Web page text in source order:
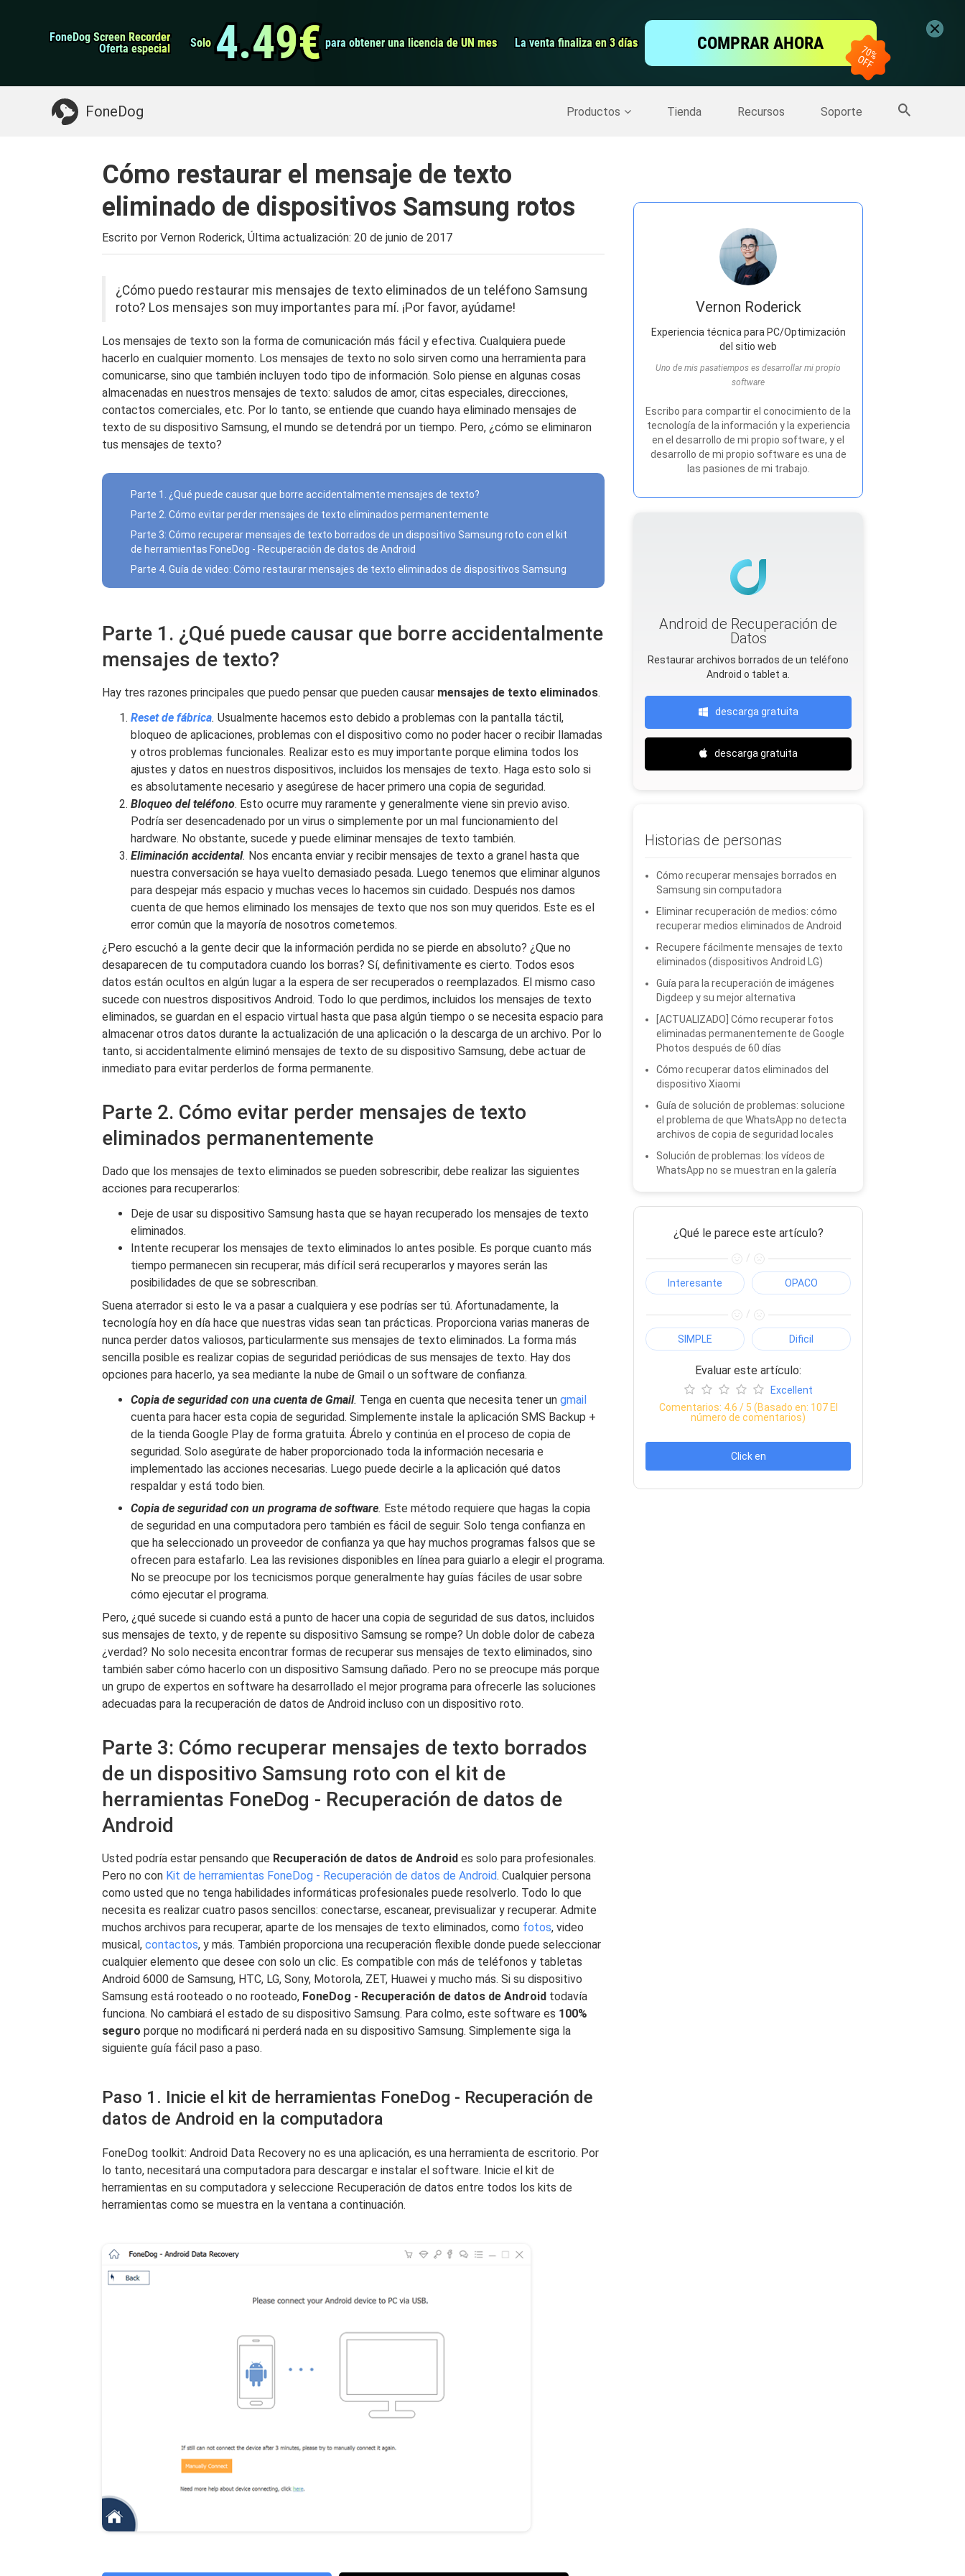
FoneDog Screen Recorder
FoneDog Screen Recorder
Oferta especial
Oferta especial Solo
Solo 4.49€
4.49€ para obtener una licencia de UN mes
para obtener una licencia de UN mes La venta finaliza en 3 días
La venta finaliza en 3 días COMPRAR AHORA
FoneDog Productos Tienda Recursos Soporte
Limpiador de iPhone
Grabador de pantalla
Algo que puede necesitar: Copia de seguridad del iPhone >> Más productos
Cómo restaurar el mensaje de texto
eliminado de dispositivos Samsung rotos
Escrito por Vernon Roderick, Última actualización: 20 de junio de 2017
¿Cómo puedo restaurar mis mensajes de texto eliminados de un teléfono Samsung
roto? Los mensajes son muy importantes para mí. ¡Por favor, ayúdame!
Los mensajes de texto son la forma de comunicación más fácil y efectiva. Cualquiera puede
hacerlo en cualquier momento. Los mensajes de texto no solo sirven como una herramienta para
comunicarse, sino que también incluyen todo tipo de información. Solo piense en algunas cosas
almacenadas en nuestros mensajes de texto: saludos de amor, citas especiales, direcciones,
contactos comerciales, etc. Por lo tanto, se entiende que cuando haya eliminado mensajes de
texto de su dispositivo Samsung, el mundo se detendrá por un tiempo. Pero, ¿cómo se eliminaron
tus mensajes de texto?
Parte 1. ¿Qué puede causar que borre accidentalmente mensajes de texto?
Parte 2. Cómo evitar perder mensajes de texto eliminados permanentemente
Parte 3: Cómo recuperar mensajes de texto borrados de un dispositivo Samsung roto con el kit
de herramientas FoneDog - Recuperación de datos de Android
Parte 4. Guía de video: Cómo restaurar mensajes de texto eliminados de dispositivos Samsung
Parte 1. ¿Qué puede causar que borre accidentalmente
mensajes de texto?
Hay tres razones principales que puedo pensar que pueden causar mensajes de texto eliminados.
Reset de fábrica. Usualmente hacemos esto debido a problemas con la pantalla táctil,
bloqueo de aplicaciones, problemas con el dispositivo como no poder hacer o recibir llamadas
y otros problemas funcionales. Realizar esto es muy importante porque elimina todos los
ajustes y datos en nuestros dispositivos, incluidos los mensajes de texto. Haga esto solo si
es absolutamente necesario y asegúrese de hacer primero una copia de seguridad.
Bloqueo del teléfono. Esto ocurre muy raramente y generalmente viene sin previo aviso.
Podría ser desencadenado por un virus o simplemente por un mal funcionamiento del
hardware. No obstante, sucede y puede eliminar mensajes de texto también.
Eliminación accidental. Nos encanta enviar y recibir mensajes de texto a granel hasta que
nuestra conversación se haya vuelto demasiado pesada. Luego tenemos que eliminar algunos
para despejar más espacio y muchas veces lo hacemos sin cuidado. Después nos damos
cuenta de que hemos eliminado los mensajes de texto que nos son muy queridos. Este es el
error común que la mayoría de nosotros cometemos.
¿Pero escuchó a la gente decir que la información perdida no se pierde en absoluto? ¿Que no
desaparecen de tu computadora cuando los borras? Sí, definitivamente es cierto. Todos esos
datos están ocultos en algún lugar a la espera de ser recuperados o reemplazados. El mismo caso
sucede con nuestros dispositivos Android. Todo lo que perdimos, incluidos los mensajes de texto
eliminados, se guardan en el espacio virtual hasta que pasa algún tiempo o se necesita espacio para
almacenar otros datos durante la actualización de una aplicación o la descarga de un archivo. Por lo
tanto, si accidentalmente eliminó mensajes de texto de su dispositivo Samsung, debe actuar de
inmediato para evitar perderlos de forma permanente.
Parte 2. Cómo evitar perder mensajes de texto
eliminados permanentemente
Dado que los mensajes de texto eliminados se pueden sobrescribir, debe realizar las siguientes
acciones para recuperarlos:
Deje de usar su dispositivo Samsung hasta que se hayan recuperado los mensajes de texto
eliminados.
Intente recuperar los mensajes de texto eliminados lo antes posible. Es porque cuanto más
tiempo permanecen sin recuperar, más difícil será recuperarlos y mayores serán las
posibilidades de que se sobrescriban.
Suena aterrador si esto le va a pasar a cualquiera y ese podrías ser tú. Afortunadamente, la
tecnología hoy en día hace que nuestras vidas sean tan prácticas. Proporciona varias maneras de
nunca perder datos valiosos, particularmente sus mensajes de texto eliminados. La forma más
sencilla posible es realizar copias de seguridad periódicas de sus mensajes de texto. Hay dos
opciones para hacerlo, ya sea mediante la nube de Gmail o un software de confianza.
Copia de seguridad con una cuenta de Gmail. Tenga en cuenta que necesita tener un gmail
cuenta para hacer esta copia de seguridad. Simplemente instale la aplicación SMS Backup +
de la tienda Google Play de forma gratuita. Ábrelo y continúa en el proceso de copia de
seguridad. Solo asegúrate de haber proporcionado toda la información necesaria e
implementado las acciones necesarias. Luego puede decirle a la aplicación qué datos
respaldar y está todo bien.
Copia de seguridad con un programa de software. Este método requiere que hagas la copia
de seguridad en una computadora pero también es fácil de seguir. Solo tenga confianza en
que ha seleccionado un proveedor de confianza ya que hay muchos programas falsos que se
ofrecen para estafarlo. Lea las revisiones disponibles en línea para guiarlo a elegir el programa.
No se preocupe por los tecnicismos porque generalmente hay guías fáciles de usar sobre
cómo ejecutar el programa.
Pero, ¿qué sucede si cuando está a punto de hacer una copia de seguridad de sus datos, incluidos
sus mensajes de texto, y de repente su dispositivo Samsung se rompe? Un doble dolor de cabeza
¿verdad? No solo necesita encontrar formas de recuperar sus mensajes de texto eliminados, sino
también saber cómo hacerlo con un dispositivo Samsung dañado. Pero no se preocupe más porque
un grupo de expertos en software ha desarrollado el mejor programa para ofrecerle las soluciones
adecuadas para la recuperación de datos de Android incluso con un dispositivo roto.
Parte 3: Cómo recuperar mensajes de texto borrados
de un dispositivo Samsung roto con el kit de
herramientas FoneDog - Recuperación de datos de
Android
Usted podría estar pensando que Recuperación de datos de Android es solo para profesionales.
Pero no con Kit de herramientas FoneDog - Recuperación de datos de Android. Cualquier persona
como usted que no tenga habilidades informáticas profesionales puede resolverlo. Todo lo que
necesita es realizar cuatro pasos sencillos: conectarse, escanear, previsualizar y recuperar. Admite
muchos archivos para recuperar, aparte de los mensajes de texto eliminados, como fotos, video
musical, contactos, y más. También proporciona una recuperación flexible donde puede seleccionar
cualquier elemento que desee con solo un clic. Es compatible con más de teléfonos y tabletas
Android 6000 de Samsung, HTC, LG, Sony, Motorola, ZET, Huawei y mucho más. Si su dispositivo
Samsung está rooteado o no rooteado, FoneDog - Recuperación de datos de Android todavía
funciona. No cambiará el estado de su dispositivo Samsung. Para colmo, este software es 100%
seguro porque no modificará ni perderá nada en su dispositivo Samsung. Simplemente siga la
siguiente guía fácil paso a paso.
Paso 1. Inicie el kit de herramientas FoneDog - Recuperación de
datos de Android en la computadora
FoneDog toolkit: Android Data Recovery no es una aplicación, es una herramienta de escritorio. Por
lo tanto, necesitará una computadora para descargar e instalar el software. Inicie el kit de
herramientas en su computadora y seleccione Recuperación de datos entre todos los kits de
herramientas como se muestra en la ventana a continuación.
Vernon Roderick
Experiencia técnica para PC/Optimización
del sitio web
Uno de mis pasatiempos es desarrollar mi propio
software
Escribo para compartir el conocimiento de la
tecnología de la información y la experiencia
en el desarrollo de mi propio software, y el
desarrollo de mi propio software es una de
las pasiones de mi trabajo.
Android de Recuperación de
Datos
Restaurar archivos borrados de un teléfono
Android o tablet a.
descarga gratuita
descarga gratuita
Historias de personas
Cómo recuperar mensajes borrados en
Samsung sin computadora
Eliminar recuperación de medios: cómo
recuperar medios eliminados de Android
Recupere fácilmente mensajes de texto
eliminados (dispositivos Android LG)
Guía para la recuperación de imágenes
Digdeep y su mejor alternativa
[ACTUALIZADO] Cómo recuperar fotos
eliminadas permanentemente de Google
Photos después de 60 días
Cómo recuperar datos eliminados del
dispositivo Xiaomi
Guía de solución de problemas: solucione
el problema de que WhatsApp no ​​detecta
archivos de copia de seguridad locales
Solución de problemas: los vídeos de
WhatsApp no ​​se muestran en la galería
¿Qué le parece este artículo?
/
Interesante OPACO
/
SIMPLE Dificil
Evaluar este artículo:
Excellent
Comentarios: 4.6 / 5 (Basado en: 107El
número de comentarios)
Click en